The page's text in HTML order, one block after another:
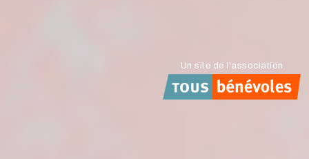
Un site de l'association